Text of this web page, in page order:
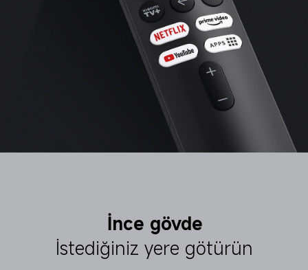
İnce gövde
İstediğiniz yere götürün